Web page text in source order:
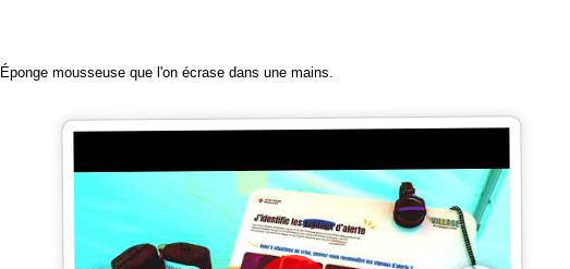
Éponge mousseuse que l'on écrase dans une mains.